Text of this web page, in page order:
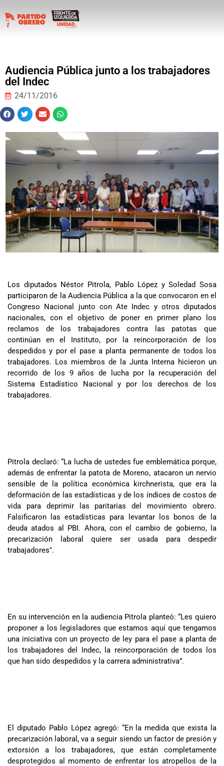
Audiencia Pública junto a los trabajadores
del Indec
24/11/2016
Los diputados Néstor Pitrola, Pablo López y Soledad Sosa
participaron de la Audiencia Pública a la que convocaron en el
Congreso Nacional junto con Ate Indec y otros diputados
nacionales, con el objetivo de poner en primer plano los
reclamos de los trabajadores contra las patotas que
continúan en el Instituto, por la reincorporación de los
despedidos y por el pase a planta permanente de todos los
trabajadores. Los miembros de la Junta Interna hicieron un
recorrido de los 9 años de lucha por la recuperación del
Sistema Estadístico Nacional y por los derechos de los
trabajadores.
Pitrola declaró: “La lucha de ustedes fue emblemática porque,
además de enfrentar la patota de Moreno, atacaron un nervio
sensible de la política económica kirchnerista, que era la
deformación de las estadísticas y de los índices de costos de
vida para deprimir las paritarias del movimiento obrero.
Falsificaron las estadísticas para levantar los bonos de la
deuda atados al PBI. Ahora, con el cambio de gobierno, la
precarización laboral quiere ser usada para despedir
trabajadores".
En su intervención en la audiencia Pitrola planteó: “Les quiero
proponer a los legisladores que estamos aquí que tengamos
una iniciativa con un proyecto de ley para el pase a planta de
los trabajadores del Indec, la reincorporación de todos los
que han sido despedidos y la carrera administrativa”.
El diputado Pablo López agregó: “En la medida que exista la
precarización laboral, va a seguir siendo un factor de presión y
extorsión a los trabajadores, que están completamente
desprotegidos al momento de enfrentar los atropellos de la